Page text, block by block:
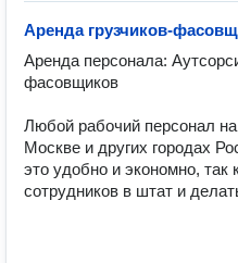
Аренда грузчиков-
Аренда персонала:
фасовщиков
Любой рабочий персонал
Москве и других городах
это удобно и экономно,
сотрудников в штат и